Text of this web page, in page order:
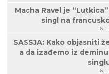
Macha Ravel je
singl na
16.
SASSJA: Kako objasniti
a da izađemo iz
16.